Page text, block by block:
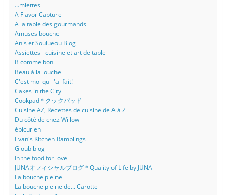
...miettes
A Flavor Capture
A la table des gourmands
Amuses bouche
Anis et Soulueou Blog
Assiettes - cuisine et art de table
B comme bon
Beau à la louche
C'est moi qui l'ai fait!
Cakes in the City
Cookpad＊クックパッド
Cuisine AZ, Recettes de cuisine de A à Z
Du côté de chez Willow
épicurien
Evan's Kitchen Ramblings
Gloubiblog
In the food for love
JUNAオフィシャルブログ＊Quality of Life by JUNA
La bouche pleine
La bouche pleine de... Carotte